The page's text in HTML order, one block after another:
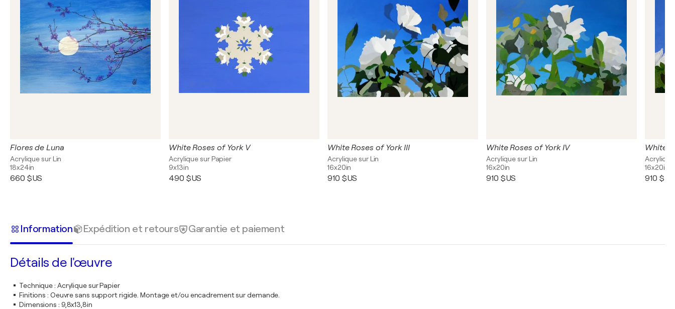
Flores de Luna
Acrylique sur Lin
18x24in
660 $US
White Roses of York V
Acrylique sur Papier
9x13in
490 $US
White Roses of York III
Acrylique sur Lin
16x20in
910 $US
White Roses of York IV
Acrylique sur Lin
16x20in
910 $US
White
16x20in
910 $US
Information Expédition et retours Garantie et paiement
Détails de l'œuvre
Technique: Acrylique sur Papier
Finitions : Oeuvre sans support rigide. Montage et/ou encadrement sur demande.
Dimensions : 9,8x13,8in